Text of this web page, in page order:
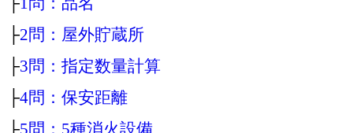
├2問：屋外貯蔵所
├3問：指定数量計算
├4問：保安距離
├5問：5種消火設備